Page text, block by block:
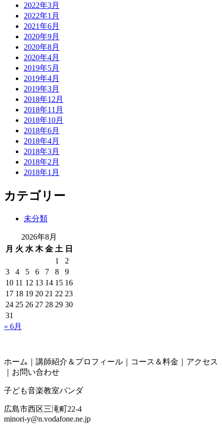
2022年3月
2022年1月
2021年6月
2020年9月
2020年8月
2020年4月
2019年5月
2019年4月
2019年3月
2018年12月
2018年11月
2018年10月
2018年6月
2018年4月
2018年3月
2018年2月
2018年1月
カテゴリー
未分類
2026年8月
月 火 水 木 金 土 日
1
2
3
4 5 6 7 8
9
10 11 12 13 14 15 16
17 18 19 20 21 22 23
24 25 26 27 28 29 30
31
« 6月
ホーム｜講師紹介＆プロフィール｜コース＆料金｜アクセス
｜お問い合わせ
子ども音楽教室パンダ
広島市西区三滝町22-4
minori-y@n.vodafone.ne.jp